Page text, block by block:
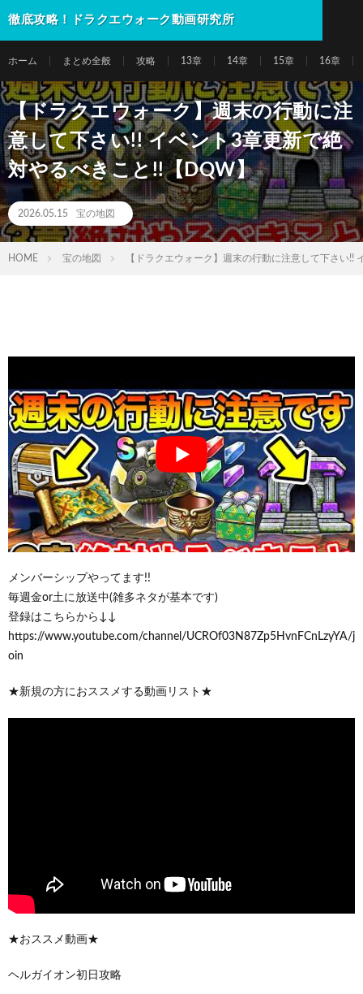
徹底攻略！ドラクエウォーク動画研究所
ホーム まとめ全般 攻略 13章 14章 15章 16章
【ドラクエウォーク】週末の行動に注
意して下さい!! イベント3章更新で絶
対やるべきこと!!【DQW】
2026.05.15 宝の地図
HOME 宝の地図 【ドラクエウォーク】週末の行動に注意して下さい
メンバーシップやってます!!
毎週金or土に放送中(雑多ネタが基本です)
登録はこちらから↓↓
https://www.youtube.com/channel/UCROf03N87Zp5HvnFCnLzyYA/j
oin
★新規の方におススメする動画リスト★
★おススメ動画★
ヘルガイオン初日攻略